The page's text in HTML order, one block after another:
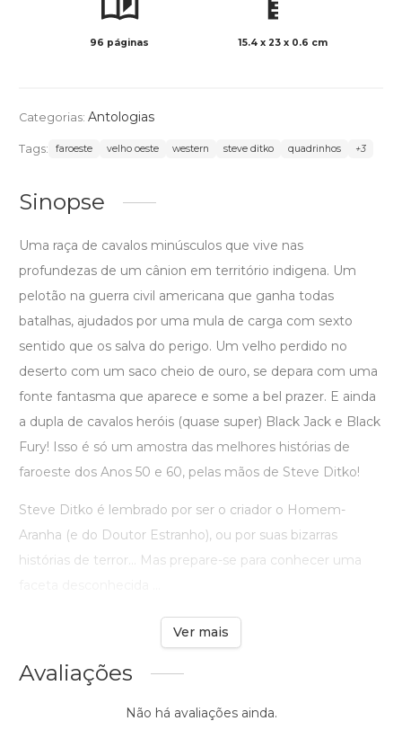
96 páginas 15.4 x 23 x 0.6 cm
Categorias: Antologias
Tags: faroeste velho oeste western steve ditko quadrinhos +3
Sinopse
Uma raça de cavalos minúsculos que vive nas
profundezas de um cânion em território indigena. Um
pelotão na guerra civil americana que ganha todas
batalhas, ajudados por uma mula de carga com sexto
sentido que os salva do perigo. Um velho perdido no
deserto com um saco cheio de ouro, se depara com uma
fonte fantasma que aparece e some a bel prazer. E ainda
a dupla de cavalos heróis (quase super) Black Jack e Black
Fury! Isso é só um amostra das melhores histórias de
faroeste dos Anos 50 e 60, pelas mãos de Steve Ditko!
Steve Ditko é lembrado por ser o criador o Homem-
Aranha (e do Doutor Estranho), ou por suas bizarras
histórias de terror… Mas prepare-se para conhecer uma
Ver mais
Avaliações
Não há avaliações ainda.